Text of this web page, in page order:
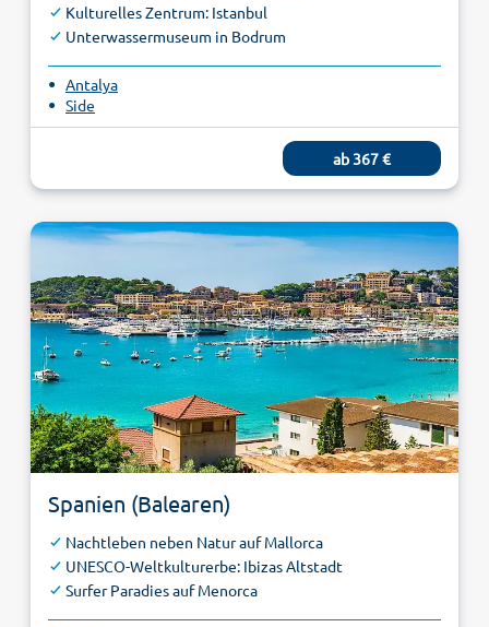
Kulturelles Zentrum: Istanbul
Unterwassermuseum in Bodrum
Antalya
Side
ab 367 €
Spanien (Balearen)
Nachtleben neben Natur auf Mallorca
UNESCO-Weltkulturerbe: Ibizas Altstadt
Surfer Paradies auf Menorca